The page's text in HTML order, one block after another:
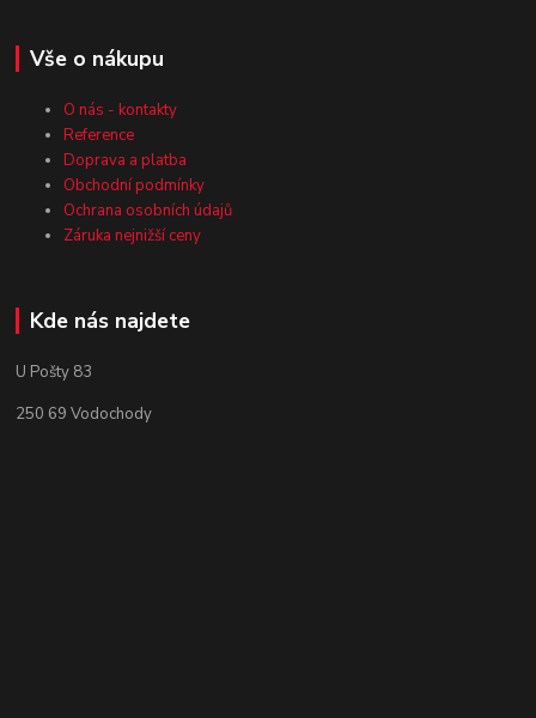
Vše o nákupu
O nás - kontakty
Reference
Doprava a platba
Obchodní podmínky
Ochrana osobních údajů
Záruka nejnižší ceny
Kde nás najdete
U Pošty 83
250 69 Vodochody